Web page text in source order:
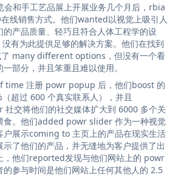
和手工艺品展上开展业务几个月后，rbia
线销售方式。他们wanted以视觉上吸引人
的产品质量、轻巧且符合人体工程学的设
有为此提供足够的解决方案。他们在找到
many different options，但没有一个看
部分，并且笨重且难以使用。
time 注册 powr popup 后，他们boost 的
超过 600 个真实联系人），并且
交将他们的社交媒体扩大到 6000 多个关
食。他们added powr slider 作为一种视觉
户展示coming to 主页上的产品在现实生活
了他们的产品，并无缝地为客户提供了出
，他们reported发现与他们网站上的 powr
的参与时间是他们网站上任何其他人的 2.5